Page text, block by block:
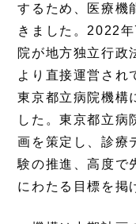
するため、医療機
きました。2022
院が地方独立行政
より直接運営され
東京都立病院機構
した。東京都立病
画を策定し、診療
験の推進、高度で
にわたる目標を掲